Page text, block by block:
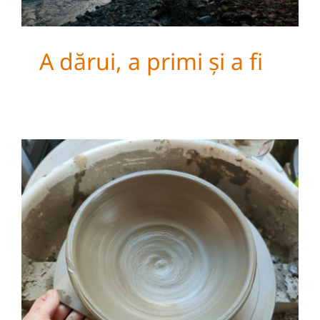
A dărui, a primi și a fi
Sufletul si lutul